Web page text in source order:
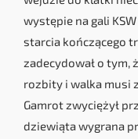
występie na gali
starcia kończącego
zadecydował o tym,
rozbity i walka musi
Gamrot zwyciężył
dziewiąta wygrana